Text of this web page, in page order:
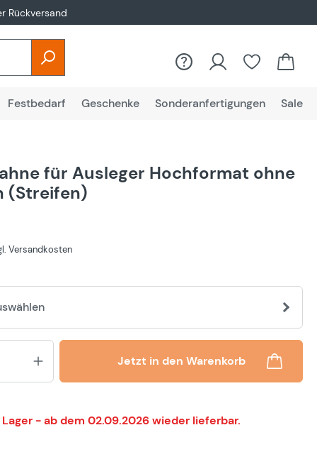
Rückversand
Festbedarf Geschenke Sonderanfertigungen Sale
für Ausleger Hochformat ohne
(Streifen)
Versandkosten
Produkt Anzahl: Gib den
Jetzt in den Warenkorb
- ab dem 02.09.2026 wieder lieferbar.